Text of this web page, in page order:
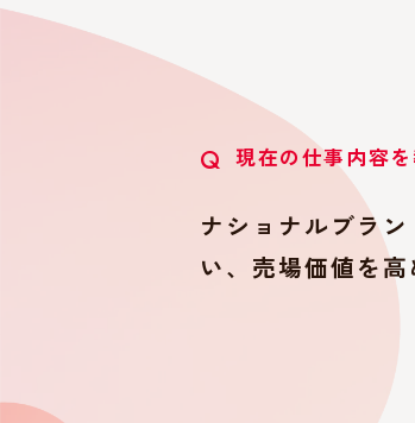
Q 現在の仕事内容
ナショナルブラ
い、売場価値を